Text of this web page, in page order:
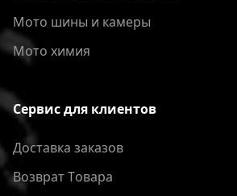
Мото шины и камеры
Мото химия
Сервис для клиентов
Доставка заказов
Bозврат Tовара